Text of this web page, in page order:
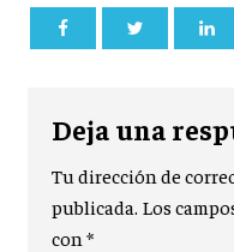
Deja una
Tu dirección de
publicada. Los
con*